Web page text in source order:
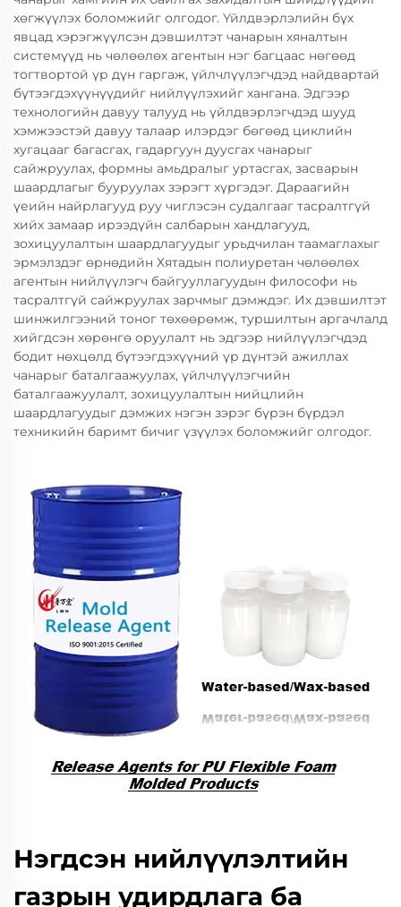
хөгжүүлэх боломжийг олгодог. Үйлдвэрлэлийн бүх
явцад хэрэгжүүлсэн дэвшилтэт чанарын хяналтын
системүүд нь чөлөөлөх агентын нэг багцаас нөгөөд
тогтвортой үр дүн гаргаж, үйлчлүүлэгчдэд найдвартай
бүтээгдэхүүнүүдийг нийлүүлэхийг хангана. Эдгээр
технологийн давуу талууд нь үйлдвэрлэгчдэд шууд
хэмжээстэй давуу талаар илэрдэг бөгөөд циклийн
хугацааг багасгах, гадаргуун дуусгах чанарыг
сайжруулах, формны амьдралыг уртасгах, засварын
шаардлагыг бууруулах зэрэгт хүргэдэг. Дараагийн
үеийн найрлагууд руу чиглэсэн судалгааг тасралтгүй
хийх замаар ирээдүйн салбарын хандлагууд,
зохицуулалтын шаардлагуудыг урьдчилан таамаглахыг
эрмэлздэг өрнөдийн Хятадын полиуретан чөлөөлөх
агентын нийлүүлэгч байгууллагуудын философи нь
тасралтгүй сайжруулах зарчмыг дэмждэг. Их дэвшилтэт
шинжилгээний тоног төхөөрөмж, туршилтын аргачлалд
хийгдсэн хөрөнгө оруулалт нь эдгээр нийлүүлэгчдэд
бодит нөхцөлд бүтээгдэхүүний үр дүнтэй ажиллах
чанарыг баталгаажуулах, үйлчлүүлэгчийн
баталгаажуулалт, зохицуулалтын нийцлийн
шаардлагуудыг дэмжих нэгэн зэрэг бүрэн бүрдэл
техникийн баримт бичиг үзүүлэх боломжийг олгодог.
Нэгдсэн нийлүүлэлтийн
газрын удирдлага ба